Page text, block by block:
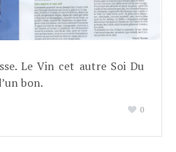
Le Vin cet autre Soi Du
bon.
0